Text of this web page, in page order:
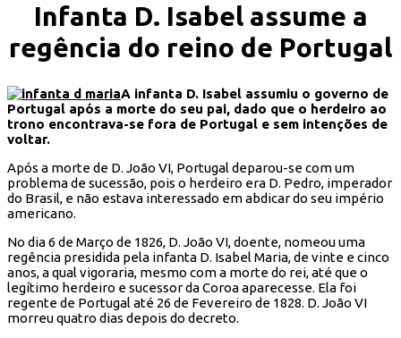
Infanta D. Isabel assume a
regência do reino de Portugal
A infanta D. Isabel assumiu o governo de
Portugal após a morte do seu pai, dado que o herdeiro ao
trono encontrava-se fora de Portugal e sem intenções de
voltar.
Após a morte de D. João VI, Portugal deparou-se com um
problema de sucessão, pois o herdeiro era D. Pedro, imperador
do Brasil, e não estava interessado em abdicar do seu império
americano.
No dia 6 de Março de 1826, D. João VI, doente, nomeou uma
regência presidida pela infanta D. Isabel Maria, de vinte e cinco
anos, a qual vigoraria, mesmo com a morte do rei, até que o
legítimo herdeiro e sucessor da Coroa aparecesse. Ela foi
regente de Portugal até 26 de Fevereiro de 1828. D. João VI
morreu quatro dias depois do decreto.